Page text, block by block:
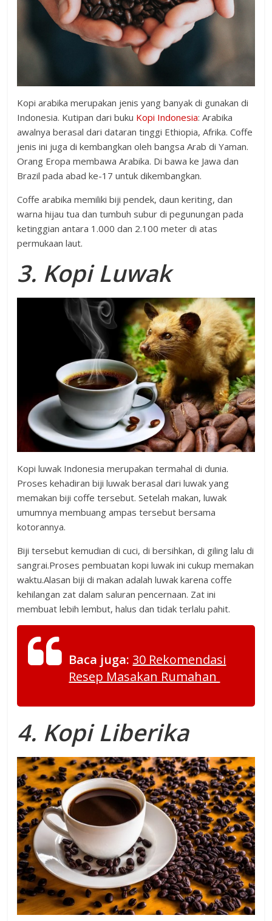
Kopi arabika merupakan jenis yang banyak di gunakan di
Indonesia. Kutipan dari buku Kopi Indonesia: Arabika
awalnya berasal dari dataran tinggi Ethiopia, Afrika. Coffe
jenis ini juga di kembangkan oleh bangsa Arab di Yaman.
Orang Eropa membawa Arabika. Di bawa ke Jawa dan
Brazil pada abad ke-17 untuk dikembangkan.
Coffe arabika memiliki biji pendek, daun keriting, dan
warna hijau tua dan tumbuh subur di pegunungan pada
ketinggian antara 1.000 dan 2.100 meter di atas
permukaan laut.
3. Kopi Luwak
Kopi luwak Indonesia merupakan termahal di dunia.
Proses kehadiran biji luwak berasal dari luwak yang
memakan biji coffe tersebut. Setelah makan, luwak
umumnya membuang ampas tersebut bersama
kotorannya.
Biji tersebut kemudian di cuci, di bersihkan, di giling lalu di
sangrai.Proses pembuatan kopi luwak ini cukup memakan
waktu.Alasan biji di makan adalah luwak karena coffe
kehilangan zat dalam saluran pencernaan. Zat ini
membuat lebih lembut, halus dan tidak terlalu pahit.
Baca juga: 30 Rekomendasi
Resep Masakan Rumahan
4. Kopi Liberika